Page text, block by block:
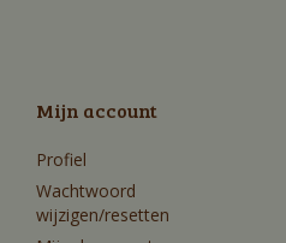
Mijn account
Profiel
Wachtwoord
wijzigen/resetten